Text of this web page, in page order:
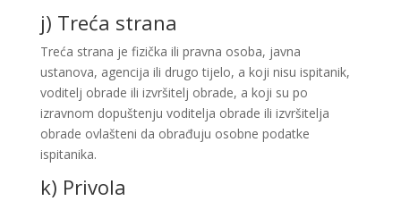
j) Treća strana
Treća strana je fizička ili pravna osoba, javna
ustanova, agencija ili drugo tijelo, a koji nisu ispitanik,
voditelj obrade ili izvršitelj obrade, a koji su po
izravnom dopuštenju voditelja obrade ili izvršitelja
obrade ovlašteni da obrađuju osobne podatke
ispitanika.
k) Privola